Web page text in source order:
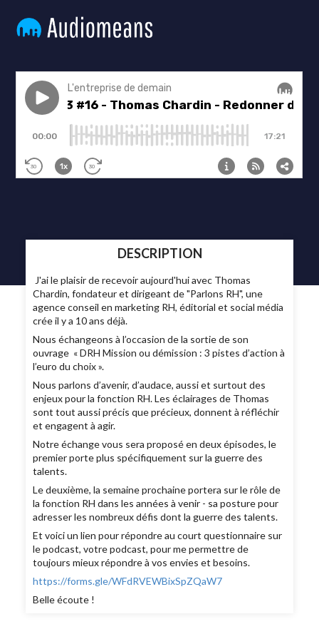
DESCRIPTION
J'ai le plaisir de recevoir aujourd'hui avec Thomas
Chardin, fondateur et dirigeant de "Parlons RH", une
agence conseil en marketing RH, éditorial et social média
crée il y a 10 ans déjà.
Nous échangeons à l’occasion de la sortie de son
ouvrage « DRH Mission ou démission : 3 pistes d’action à
l’euro du choix ».
Nous parlons d’avenir, d’audace, aussi et surtout des
enjeux pour la fonction RH. Les éclairages de Thomas
sont tout aussi précis que précieux, donnent à réfléchir
et engagent à agir.
Notre échange vous sera proposé en deux épisodes, le
premier porte plus spécifiquement sur la guerre des
talents.
Le deuxième, la semaine prochaine portera sur le rôle de
la fonction RH dans les années à venir - sa posture pour
adresser les nombreux défis dont la guerre des talents.
Et voici un lien pour répondre au court questionnaire sur
le podcast, votre podcast, pour me permettre de
toujours mieux répondre à vos envies et besoins.
https://forms.gle/WFdRVEWBixSpZQaW7
Belle écoute !